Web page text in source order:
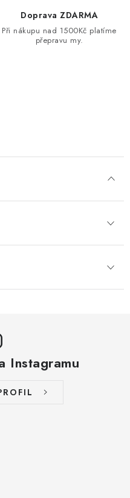
Doprava ZDARMA
Při nákupu nad 1500Kč platíme
přepravu my.
Instagramu